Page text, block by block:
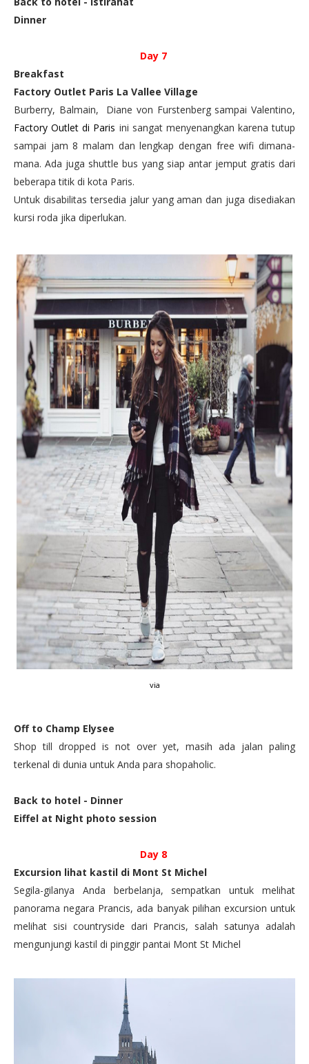
Dinner
Day 7
Breakfast
Factory Outlet Paris La Vallee Village
Burberry, Balmain, Diane von Furstenberg sampai Valentino,
Factory Outlet di Paris ini sangat menyenangkan karena tutup
sampai jam 8 malam dan lengkap dengan free wifi dimana-
mana. Ada juga shuttle bus yang siap antar jemput gratis dari
beberapa titik di kota Paris.
Untuk disabilitas tersedia jalur yang aman dan juga disediakan
kursi roda jika diperlukan.
via
Off to Champ Elysee
Shop till dropped is not over yet, masih ada jalan paling
terkenal di dunia untuk Anda para shopaholic.
Back to hotel - Dinner
Eiffel at Night photo session
Day 8
Excursion lihat kastil di Mont St Michel
Segila-gilanya Anda berbelanja, sempatkan untuk melihat
panorama negara Prancis, ada banyak pilihan excursion untuk
melihat sisi countryside dari Prancis, salah satunya adalah
mengunjungi kastil di pinggir pantai Mont St Michel